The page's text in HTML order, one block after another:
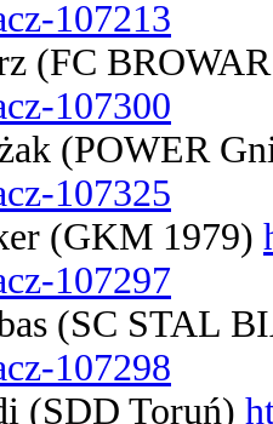
107213
(FC
107300
(POWER
107325
(GKM 1979)
107297
(SC STAL
107298
(SDD Toruń)